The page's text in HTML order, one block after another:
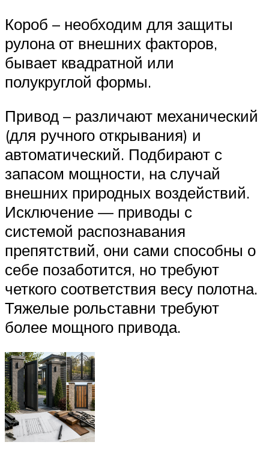
Короб – необходим для защиты
рулона от внешних факторов,
бывает квадратной или
полукруглой формы.
Привод – различают механический
(для ручного открывания) и
автоматический. Подбирают с
запасом мощности, на случай
внешних природных воздействий.
Исключение — приводы с
системой распознавания
препятствий, они сами способны о
себе позаботится, но требуют
четкого соответствия весу полотна.
Тяжелые рольставни требуют
более мощного привода.